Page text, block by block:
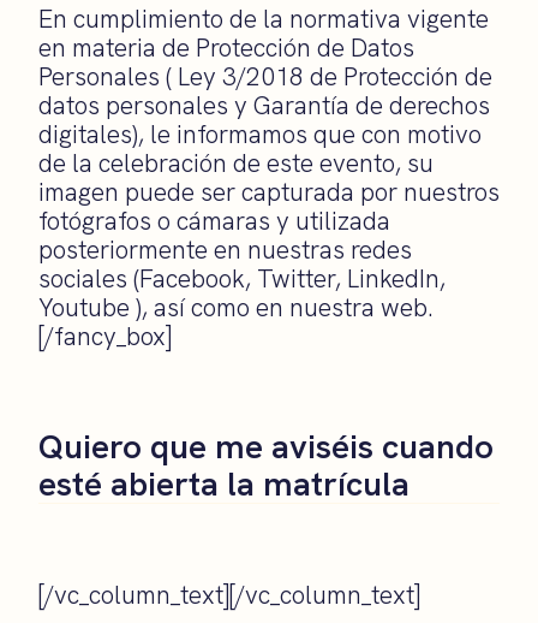
En cumplimiento de la normativa vigente
en materia de Protección de Datos
Personales ( Ley 3/2018 de Protección de
datos personales y Garantía de derechos
digitales), le informamos que con motivo
de la celebración de este evento, su
imagen puede ser capturada por nuestros
fotógrafos o cámaras y utilizada
posteriormente en nuestras redes
sociales (Facebook, Twitter, LinkedIn,
Youtube ), así como en nuestra web.
[/fancy_box]
Quiero que me aviséis cuando
esté abierta la matrícula
[/vc_column_text][/vc_column_text]